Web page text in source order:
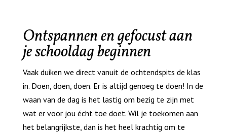
Ontspannen en gefocust aan
je schooldag beginnen
Vaak duiken we direct vanuit de ochtendspits de klas
in. Doen, doen, doen. Er is altijd genoeg te doen! In de
waan van de dag is het lastig om bezig te zijn met
wat er voor jou écht toe doet. Wil je toekomen aan
het belangrijkste, dan is het heel krachtig om te